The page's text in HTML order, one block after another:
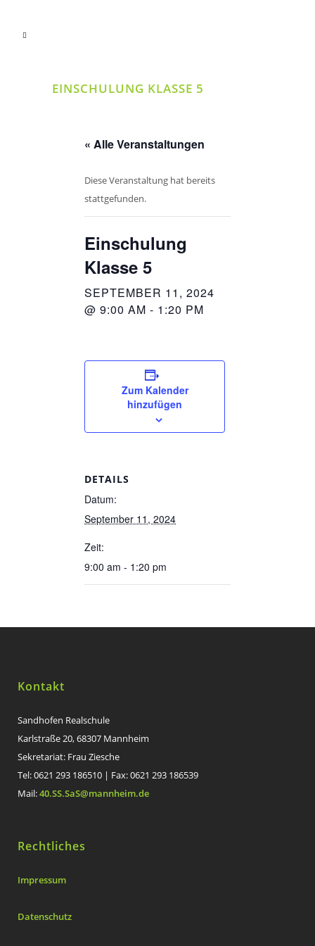
EINSCHULUNG KLASSE 5
« Alle Veranstaltungen
Diese Veranstaltung hat bereits
stattgefunden.
Einschulung
Klasse 5
SEPTEMBER 11, 2024
@ 9:00 AM - 1:20 PM
Zum Kalender
hinzufügen
DETAILS
Datum:
September 11, 2024
Zeit:
9:00 am - 1:20 pm
Kontakt
Sandhofen Realschule
Karlstraße 20, 68307 Mannheim
Sekretariat: Frau Ziesche
Tel: 0621 293 186510 | Fax: 0621 293 186539
Mail:40.SS.SaS@mannheim.de
Rechtliches
Impressum
Datenschutz